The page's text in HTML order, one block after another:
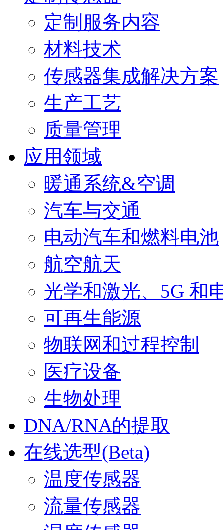
定制服务内容
材料技术
传感器集成解决方案
生产工艺
质量管理
应用领域
暖通系统&空调
汽车与交通
电动汽车和燃料电池
航空航天
光学和激光、5G 和
可再生能源
物联网和过程控制
医疗设备
生物处理
DNA/RNA的提取
在线选型(Beta)
温度传感器
流量传感器